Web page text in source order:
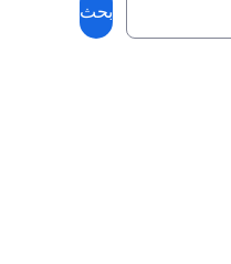
بحث